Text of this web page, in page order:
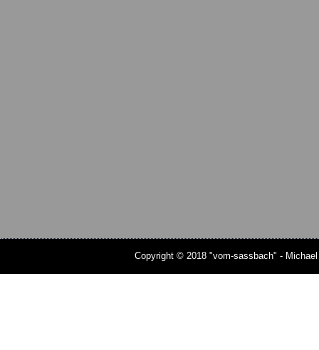
Copyright © 2018 "vom-sassbach" -